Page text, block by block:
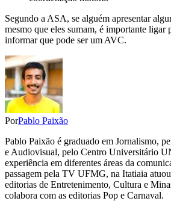
Segundo a ASA, se alguém apresentar
mesmo que eles sumam, é importante ligar
informar que pode ser um AVC.
PorPablo Paixão
Pablo Paixão é graduado em Jornalismo,
e Audiovisual, pelo Centro Universitário
experiência em diferentes áreas da
passagem pela TV UFMG, na Itatiaia
editorias de Entretenimento, Cultura e
colabora com as editorias Pop e Carnaval.